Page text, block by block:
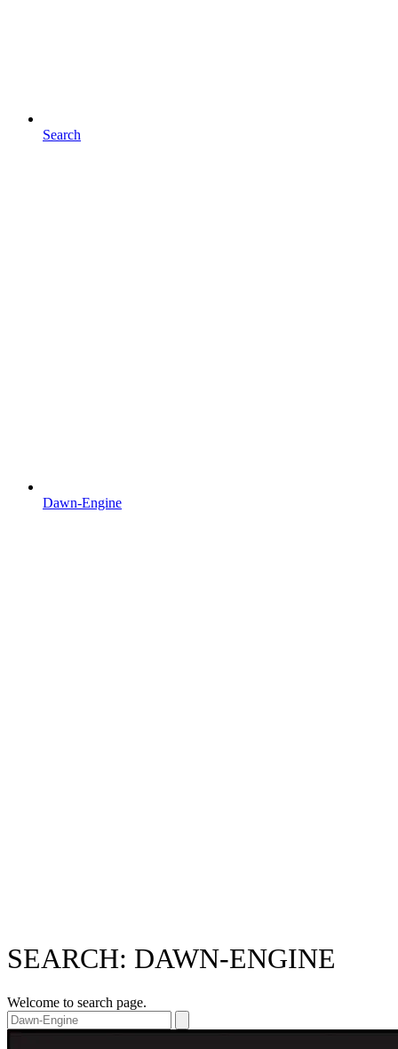
Search
Dawn-Engine
SEARCH: DAWN-ENGINE
Welcome to search page.